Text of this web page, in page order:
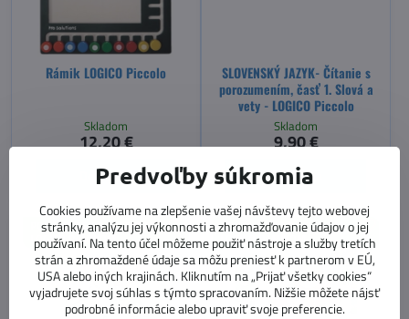
Rámik LOGICO Piccolo
Skladom
12,20 €
Do košíka
SLOVENSKÝ JAZYK- Čítanie s
porozumením, časť 1. Slová a
vety - LOGICO Piccolo
Skladom
9,90 €
Do košíka
POUŽÍVAJTE SO ZELENÝM
LOGICO RÁMIKOM
POUŽÍVAJTE SO ZELENÝM
LOGICO RÁMIKOM
Predvoľby súkromia
Cookies používame na zlepšenie vašej návštevy tejto webovej
stránky, analýzu jej výkonnosti a zhromažďovanie údajov o jej
používaní. Na tento účel môžeme použiť nástroje a služby tretích
strán a zhromaždené údaje sa môžu preniesť k partnerom v EÚ,
USA alebo iných krajinách. Kliknutím na „Prijať všetky cookies“
vyjadrujete svoj súhlas s týmto spracovaním. Nižšie môžete nájsť
podrobné informácie alebo upraviť svoje preferencie.